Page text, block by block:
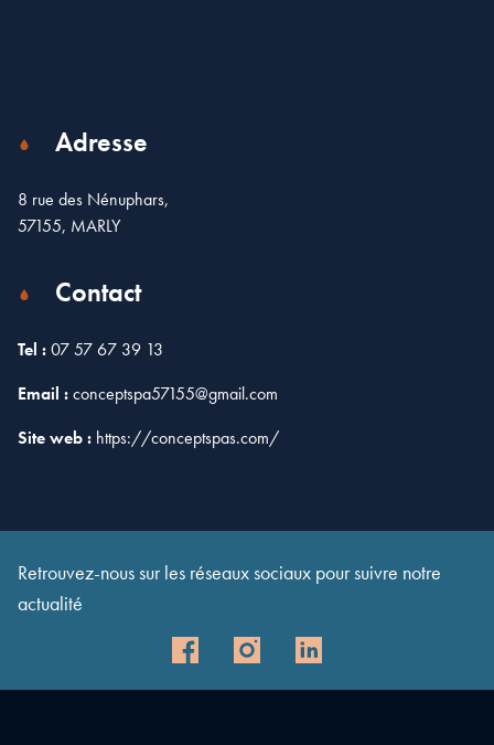
Adresse
8 rue des Nénuphars,
57155, MARLY
Contact
Tel :07 57 67 39 13
Email :conceptspa57155@gmail.com
Site web : https://conceptspas.com/
−
Retrouvez-nous sur les réseaux sociaux pour suivre notre
actualité